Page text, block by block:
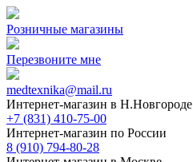
Розничные магазины
Перезвоните мне
medtexnika@mail.ru
Интернет-магазин в Н.Новгороде
+7 (831) 410-75-00
Интернет-магазин по России
8 (910) 794-80-28